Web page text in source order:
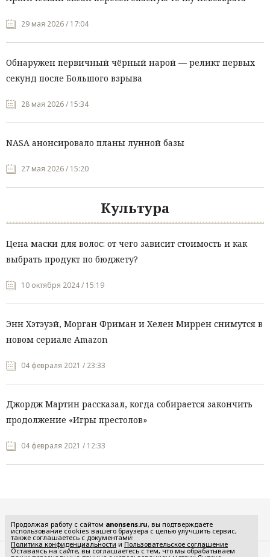
29 мая 2026 / 17:04
Обнаружен первичный чёрный нарой — реликт первых
секунд после Большого взрыва
28 мая 2026 / 15:34
NASA анонсировало планы лунной базы
27 мая 2026 / 15:20
Культура
Цена маски для волос: от чего зависит стоимость и как
выбрать продукт по бюджету?
10 октября 2024 / 15:19
Энн Хэтэуэй, Морган Фриман и Хелен Миррен снимутся в
новом сериале Amazon
04 февраля 2021 / 23:33
Джордж Мартин рассказал, когда собирается закончить
продолжение «Игры престолов»
04 февраля 2021 / 12:33
Продолжая работу с сайтом anonsens.ru, вы подтверждаете
использование cookies вашего браузера с целью улучшить сервис,
также соглашаетесь с документами:
Политика конфиденциальности и Пользовательское соглашение
Оставаясь на сайте, вы соглашаетесь с тем, что мы обрабатываем